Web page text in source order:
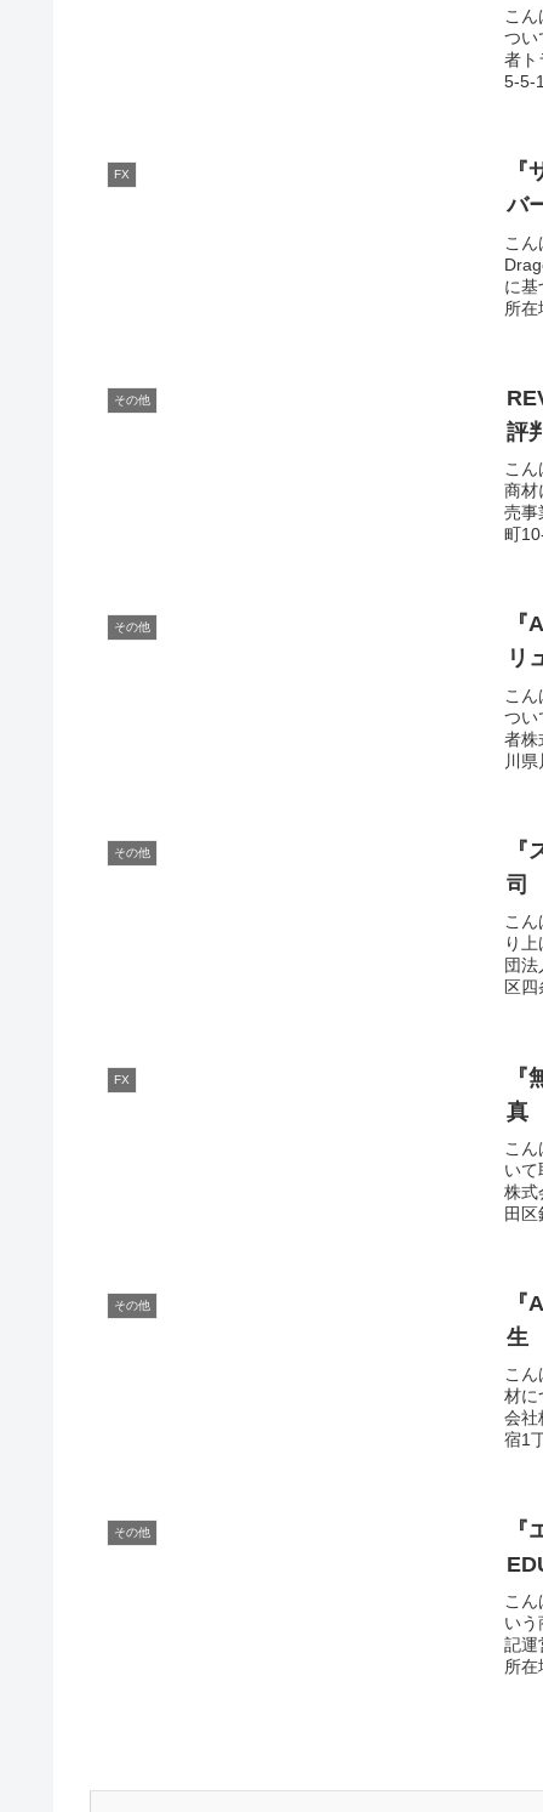
こ
つい
者ト
5-5-
FX
バ
こ
に
所
その他
評
こ
商材
売事
町
その他
リ
こ
つい
者株
川
その他
司
こ
り
団法
区
FX
真
こ
いて
株式
田
その他
生
こ
材に
会社
宿1
その他
こ
いう
記運
所